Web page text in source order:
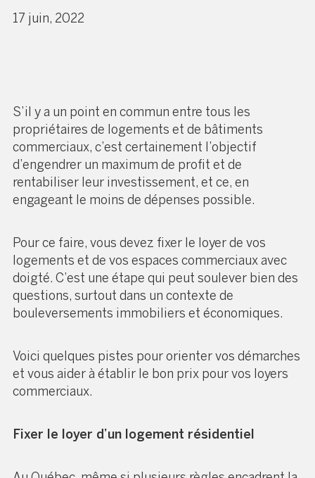
17 juin, 2022
S’il y a un point en commun entre tous les
propriétaires de logements et de bâtiments
commerciaux, c’est certainement l’objectif
d’engendrer un maximum de profit et de
rentabiliser leur investissement, et ce, en
engageant le moins de dépenses possible.
Pour ce faire, vous devez fixer le loyer de vos
logements et de vos espaces commerciaux avec
doigté. C’est une étape qui peut soulever bien des
questions, surtout dans un contexte de
bouleversements immobiliers et économiques.
Voici quelques pistes pour orienter vos démarches
et vous aider à établir le bon prix pour vos loyers
commerciaux.
Fixer le loyer d’un logement résidentiel